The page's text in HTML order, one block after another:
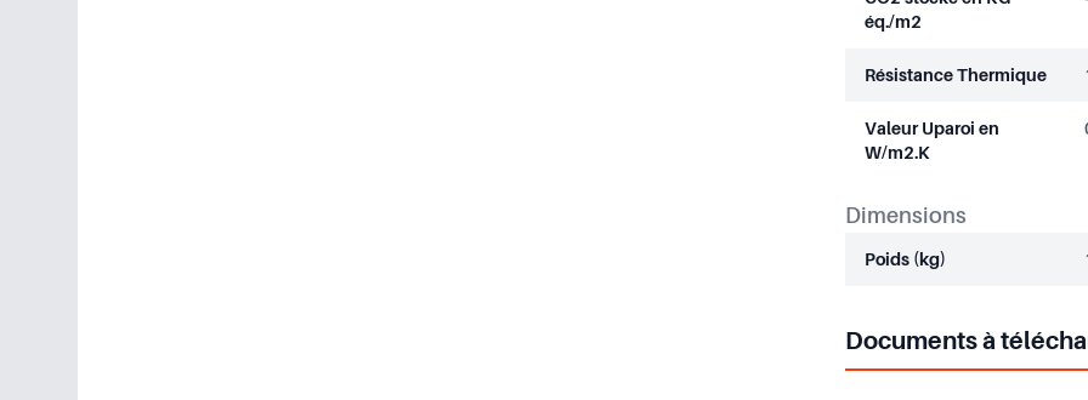
éq./m2
Résistance Thermique
Valeur Uparoi en
W/m2.K
Dimensions
Poids (kg)
Documents à